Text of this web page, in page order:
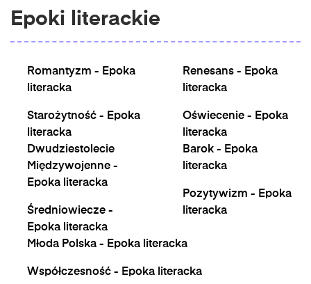
Epoki literackie
Romantyzm - Epoka
literacka
Starożytność - Epoka
literacka
Renesans - Epoka
literacka
Oświecenie - Epoka
literacka
Dwudziestolecie
Międzywojenne -
Epoka literacka
Średniowiecze -
Epoka literacka
Barok - Epoka
literacka
Pozytywizm - Epoka
literacka
Młoda Polska - Epoka literacka
Współczesność - Epoka literacka